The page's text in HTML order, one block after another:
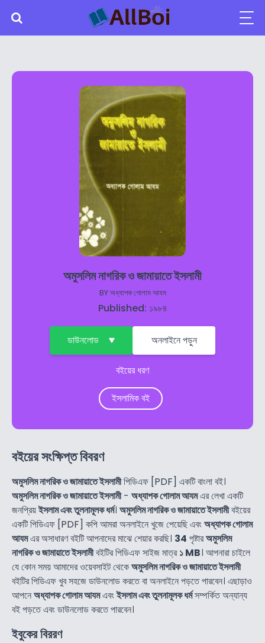
অমুসলিম নাগরিক ও জামায়াতে ইসলামী
BYঅধ্যাপক গোলাম আযম
Published: ১৯৮৪
ডাউনলোড অনলাইনে পড়ুন
বইয়ের ধরণ
ইসলামিক বই
বইয়ের সংক্ষিপ্ত বিবরণ
অমুসলিম নাগরিক ও জামায়াতে ইসলামীপিডিএফ [PDF] একটি বাংলা বই।
অমুসলিম নাগরিক ও জামায়াতে ইসলামী- অধ্যাপক গোলাম আযমএর লেখা একটি
জনপ্রিয়ইসলাম এবং তুলনামূলক ধর্ম। অমুসলিম নাগরিক ও জামায়াতে ইসলামীবইয়ের
একটি পিডিএফ [PDF] কপি আমরা অনলাইনে খুজে পেয়েছি এবংঅধ্যাপক গোলাম
আযমএর অসাধারণ বইটি আপনাদের মাঝে শেয়ার করছি। 34 পৃষ্টারঅমুসলিম
নাগরিক ও জামায়াতে ইসলামীবইটির পিডিএফ সাইজ মাত্র১ MB। আপনারা চাইলে
যে কোন সময় আমাদের ওয়েবসাইট থেকেঅমুসলিম নাগরিক ও জামায়াতে ইসলামী
বইটির পিডিএফ খুব সহজে ডাউনলোড করতে বা অনলাইনে পড়তে পারবেন। এছাড়াও
আপনেঅধ্যাপক গোলাম আযমএবংইসলাম এবং তুলনামূলক ধর্মসম্পর্কিত অন্যান্য
বই পড়তে এবং ডাউনলোড করতে পারবেন।
ইবুকের বিররণ